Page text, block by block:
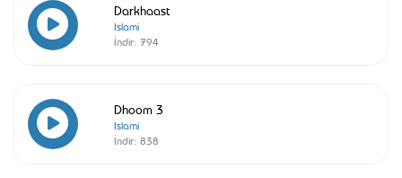
Darkhaast
Islami
İndir: 794
Dhoom 3
Islami
İndir: 838